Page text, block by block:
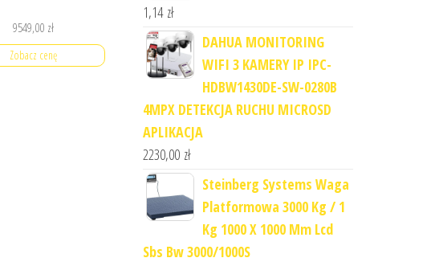
9549,00 zł
Zobacz cenę
1,14 zł
DAHUA MONITORING
WIFI 3 KAMERY IP IPC-
HDBW1430DE-SW-0280B
4MPX DETEKCJA RUCHU MICROSD
APLIKACJA
2230,00 zł
Steinberg Systems Waga
Platformowa 3000 Kg / 1
Kg 1000 X 1000 Mm Lcd
Sbs Bw 3000/1000S